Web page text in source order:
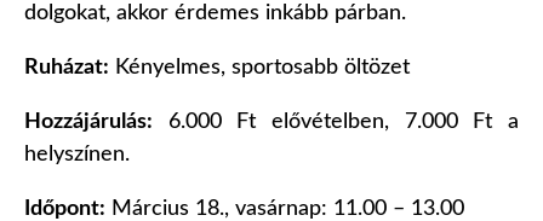
dolgokat, akkor érdemes inkább párban.
Ruházat: Kényelmes, sportosabb öltözet
Hozzájárulás: 6.000 Ft elővételben, 7.000 Ft a
helyszínen.
Időpont: Március 18., vasárnap: 11.00 – 13.00